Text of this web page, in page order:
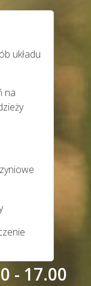
układu
na
- 17.00